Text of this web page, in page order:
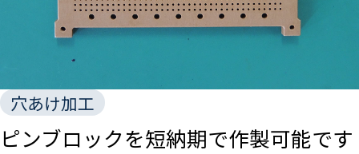
穴あけ加工
ピンブロックを短納期で作製可能です